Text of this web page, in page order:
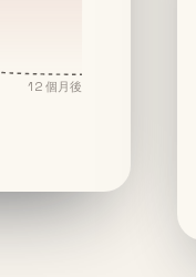
12 個月後